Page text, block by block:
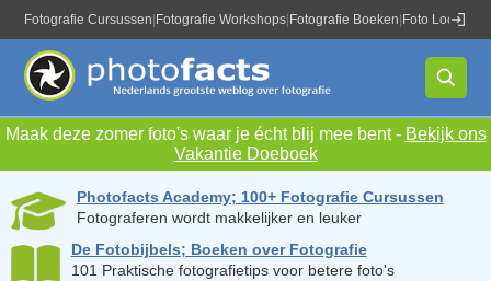
Fotografie Cursussen Fotografie Workshops Fotografie Boeken Foto Locaties
Maak deze zomer foto's waar je écht blij mee bent - Bekijk ons
Vakantie Doeboek
Photofacts Academy; 100+ Fotografie Cursussen
Fotograferen wordt makkelijker en leuker
De Fotobijbels; Boeken over Fotografie
101 Praktische fotografietips voor betere foto's